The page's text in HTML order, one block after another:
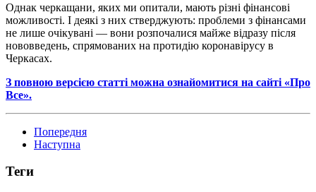
Однак черкащани, яких ми опитали, мають різні фінансові
можливості. І деякі з них стверджують: проблеми з фінансами
не лише очікувані — вони розпочалися майже відразу після
нововведень, спрямованих на протидію коронавірусу в
Черкасах.
З повною версією статті можна ознайомитися на сайті «Про
Все».
Попередня
Наступна
Теги